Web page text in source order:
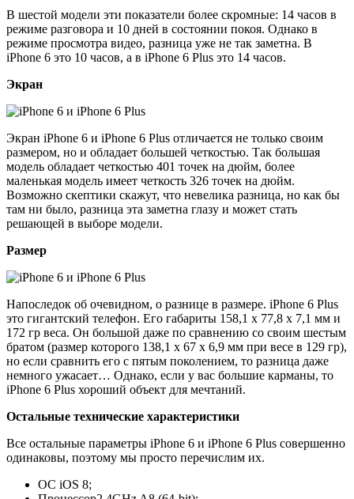
В шестой модели эти показатели более скромные: 14 часов в
режиме разговора и 10 дней в состоянии покоя. Однако в
режиме просмотра видео, разница уже не так заметна. В
iPhone 6 это 10 часов, а в iPhone 6 Plus это 14 часов.
Экран
Экран iPhone 6 и iPhone 6 Plus отличается не только своим
размером, но и обладает большей четкостью. Так большая
модель обладает четкостью 401 точек на дюйм, более
маленькая модель имеет четкость 326 точек на дюйм.
Возможно скептики скажут, что невелика разница, но как бы
там ни было, разница эта заметна глазу и может стать
решающей в выборе модели.
Размер
Напоследок об очевидном, о разнице в размере. iPhone 6 Plus
это гигантский телефон. Его габариты 158,1 x 77,8 x 7,1 мм и
172 гр веса. Он большой даже по сравнению со своим шестым
братом (размер которого 138,1 x 67 x 6,9 мм при весе в 129 гр),
но если сравнить его с пятым поколением, то разница даже
немного ужасает… Однако, если у вас большие карманы, то
iPhone 6 Plus хороший объект для мечтаний.
Остальные технические характеристики
Все остальные параметры iPhone 6 и iPhone 6 Plus совершенно
одинаковы, поэтому мы просто перечислим их.
OC iOS 8;